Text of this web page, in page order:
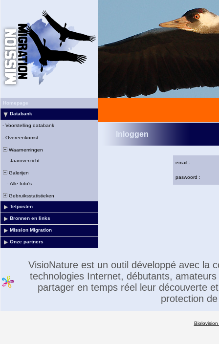
Homepage
Databank
- Voorstelling databank
- Overeenkomst
Waarnemingen
- Jaaroverzicht
Galerijen
- Alle foto's
Gebruiksstatistieken
Telposten
Bronnen en links
Mission Migration
Onze partners
Inloggen
email :
paswoord :
VisioNature est un outil développé avec la
technologies Internet, débutants,
partager en temps réel leur découverte
protection
Biolovision